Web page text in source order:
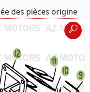
des pièces origine